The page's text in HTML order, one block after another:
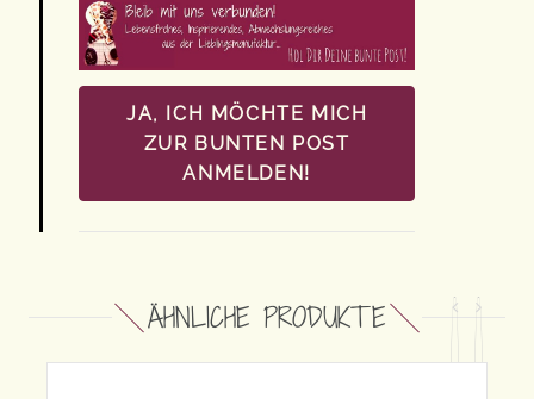
JA, ICH MÖCHTE MICH
ZUR BUNTEN POST
ANMELDEN!
ÄHNLICHE PRODUKTE